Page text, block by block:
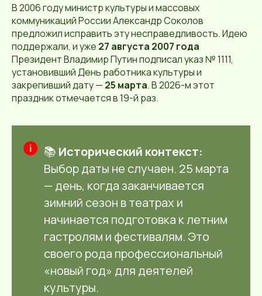
В 2006 году министр культуры и массовых
коммуникаций России Александр Соколов
предложил исправить эту несправедливость. Идею
поддержали, и уже 27 августа 2007 года
Президент Владимир Путин подписал указ № 1111,
установивший День работника культуры и
закрепивший дату — 25 марта. В 2026-м этот
праздник отмечается в 19-й раз.
📚 Исторический контекст:
Выбор даты не случаен. 25 марта
— день, когда заканчивается
зимний сезон в театрах и
начинается подготовка к летним
гастролям и фестивалям. Это
своего рода профессиональный
«новый год» для деятелей
культуры.